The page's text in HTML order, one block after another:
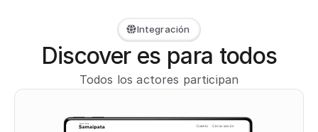
Integración
Discover es para todos
Todos los actores participan